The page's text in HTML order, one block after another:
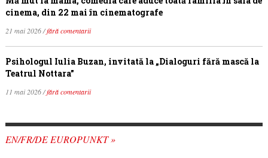
cinema, din 22 mai în cinematografe
21 mai 2026 /fără comentarii
Psihologul Iulia Buzan, invitată la „Dialoguri fără mască la
Teatrul Nottara”
11 mai 2026 /fără comentarii
EN/FR/DE EUROPUNKT »